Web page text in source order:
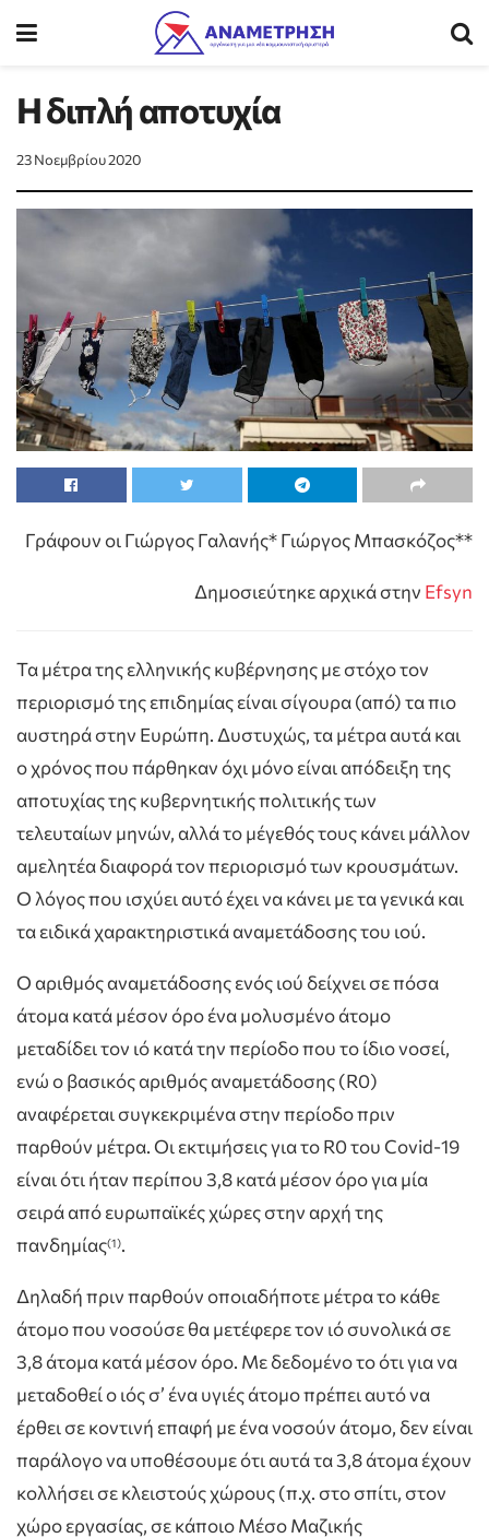
Η διπλή αποτυχία
23 Νοεμβρίου 2020
Γράφουν οι Γιώργος Γαλανής* Γιώργος Μπασκόζος**
Δημοσιεύτηκε αρχικά στην Efsyn
Τα μέτρα της ελληνικής κυβέρνησης με στόχο τον
περιορισμό της επιδημίας είναι σίγουρα (από) τα πιο
αυστηρά στην Ευρώπη. Δυστυχώς, τα μέτρα αυτά και
ο χρόνος που πάρθηκαν όχι μόνο είναι απόδειξη της
αποτυχίας της κυβερνητικής πολιτικής των
τελευταίων μηνών, αλλά το μέγεθός τους κάνει μάλλον
αμελητέα διαφορά τον περιορισμό των κρουσμάτων.
Ο λόγος που ισχύει αυτό έχει να κάνει με τα γενικά και
τα ειδικά χαρακτηριστικά αναμετάδοσης του ιού.
Ο αριθμός αναμετάδοσης ενός ιού δείχνει σε πόσα
άτομα κατά μέσον όρο ένα μολυσμένο άτομο
μεταδίδει τον ιό κατά την περίοδο που το ίδιο νοσεί,
ενώ ο βασικός αριθμός αναμετάδοσης (R0)
αναφέρεται συγκεκριμένα στην περίοδο πριν
παρθούν μέτρα. Οι εκτιμήσεις για το R0 του Covid-19
είναι ότι ήταν περίπου 3,8 κατά μέσον όρο για μία
σειρά από ευρωπαϊκές χώρες στην αρχή της
πανδημίας(1).
Δηλαδή πριν παρθούν οποιαδήποτε μέτρα το κάθε
άτομο που νοσούσε θα μετέφερε τον ιό συνολικά σε
3,8 άτομα κατά μέσον όρο. Με δεδομένο το ότι για να
μεταδοθεί ο ιός σ’ ένα υγιές άτομο πρέπει αυτό να
έρθει σε κοντινή επαφή με ένα νοσούν άτομο, δεν είναι
παράλογο να υποθέσουμε ότι αυτά τα 3,8 άτομα έχουν
κολλήσει σε κλειστούς χώρους (π.χ. στο σπίτι, στον
χώρο εργασίας, σε κάποιο Μέσο Μαζικής